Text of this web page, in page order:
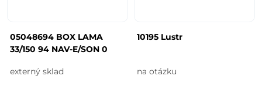
05048694 BOX LAMA
33/150 94 NAV-E/SON 0
externý sklad
10195 Lustr
na otázku